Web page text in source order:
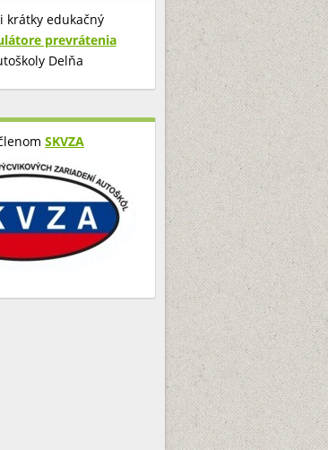
krátky edukačný
prevrátenia
Delňa
SKVZA